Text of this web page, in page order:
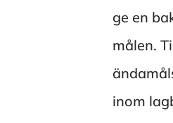
ge en
målen.
inom